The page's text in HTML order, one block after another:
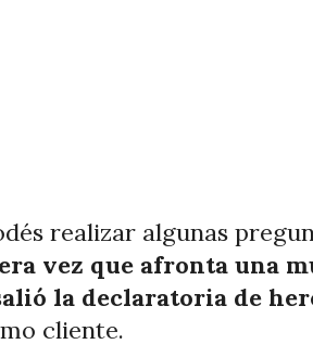
realizar algunas
vez que afronta una
la declaratoria de
cliente.